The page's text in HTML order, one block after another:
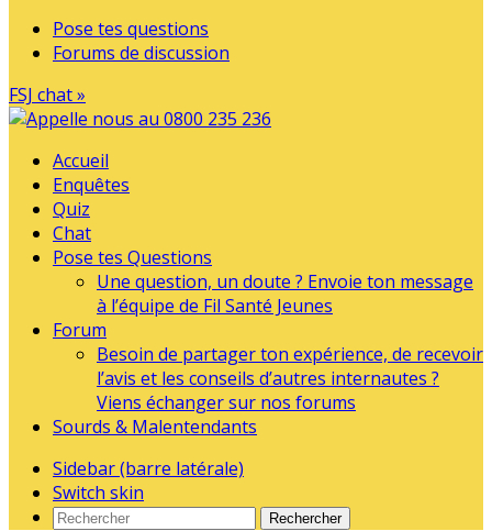
Pose tes questions
Forums de discussion
FSJ chat »
Accueil
Enquêtes
Quiz
Chat
Pose tes Questions
Une question, un doute ? Envoie ton message
à l’équipe de Fil Santé Jeunes
Forum
Besoin de partager ton expérience, de recevoir
l’avis et les conseils d’autres internautes ?
Viens échanger sur nos forums
Sourds & Malentendants
Sidebar (barre latérale)
Switch skin
Rechercher